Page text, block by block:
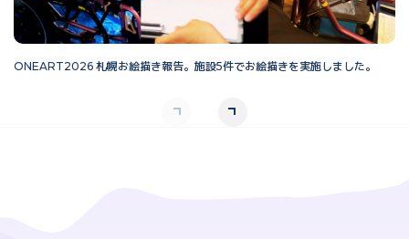
ONEART2026 札幌お絵描き報告。施設5件でお絵描きを実施しました。